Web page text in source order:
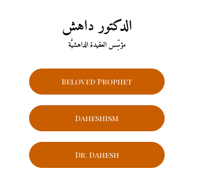
الدكتور داهش
مؤسِّس العقيدة الداهشيَّة
Beloved Prophet
Daheshism
Dr. Dahesh